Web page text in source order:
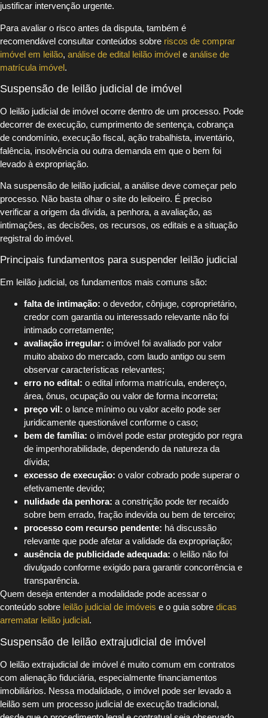
justificar intervenção urgente.
Para avaliar o risco antes da disputa, também é
recomendável consultar conteúdos sobre riscos de comprar
imóvel em leilão, análise de edital leilão imóvel e análise de
matrícula imóvel.
Suspensão de leilão judicial de imóvel
O leilão judicial de imóvel ocorre dentro de um processo. Pode
decorrer de execução, cumprimento de sentença, cobrança
de condomínio, execução fiscal, ação trabalhista, inventário,
falência, insolvência ou outra demanda em que o bem foi
levado à expropriação.
Na suspensão de leilão judicial, a análise deve começar pelo
processo. Não basta olhar o site do leiloeiro. É preciso
verificar a origem da dívida, a penhora, a avaliação, as
intimações, as decisões, os recursos, os editais e a situação
registral do imóvel.
Principais fundamentos para suspender leilão judicial
Em leilão judicial, os fundamentos mais comuns são:
falta de intimação: o devedor, cônjuge, coproprietário,
credor com garantia ou interessado relevante não foi
intimado corretamente;
avaliação irregular: o imóvel foi avaliado por valor
muito abaixo do mercado, com laudo antigo ou sem
observar características relevantes;
erro no edital: o edital informa matrícula, endereço,
área, ônus, ocupação ou valor de forma incorreta;
preço vil: o lance mínimo ou valor aceito pode ser
juridicamente questionável conforme o caso;
bem de família: o imóvel pode estar protegido por regra
de impenhorabilidade, dependendo da natureza da
dívida;
excesso de execução: o valor cobrado pode superar o
efetivamente devido;
nulidade da penhora: a constrição pode ter recaído
sobre bem errado, fração indevida ou bem de terceiro;
processo com recurso pendente: há discussão
relevante que pode afetar a validade da expropriação;
ausência de publicidade adequada: o leilão não foi
divulgado conforme exigido para garantir concorrência e
transparência.
Quem deseja entender a modalidade pode acessar o
conteúdo sobre leilão judicial de imóveis e o guia sobre dicas
arrematar leilão judicial.
Suspensão de leilão extrajudicial de imóvel
O leilão extrajudicial de imóvel é muito comum em contratos
com alienação fiduciária, especialmente financiamentos
imobiliários. Nessa modalidade, o imóvel pode ser levado a
leilão sem um processo judicial de execução tradicional,